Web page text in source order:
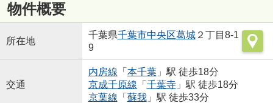
物件概要
所在地
千葉県千葉市中央区葛城２丁目8-1
9
交通
内房線 「 本千葉」駅 徒歩18分
京成千原線 「 千葉寺」駅 徒歩18分
京葉線 「 蘇我」駅 徒歩33分